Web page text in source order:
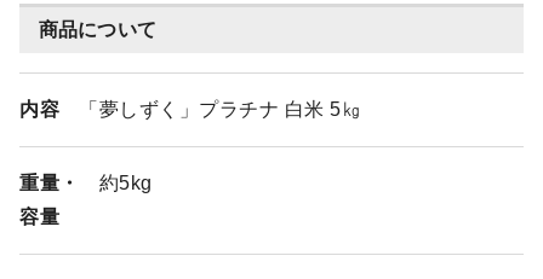
商品について
内容 「夢しずく」プラチナ 白米 5㎏
重量・
容量
約5kg